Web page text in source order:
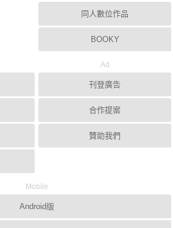
同人數位作品
BOOKY
Ad
刊登廣告
合作提案
贊助我們
Mobile
Android版